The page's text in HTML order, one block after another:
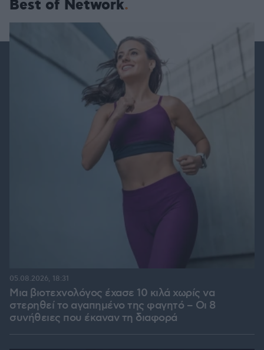
Best of Network
Μια βιοτεχνολόγος έχασε 10 κιλά χωρίς να
στερηθεί το αγαπημένο της φαγητό – Οι 8
συνήθειες που έκαναν τη διαφορά
05.08.2026, 18:31